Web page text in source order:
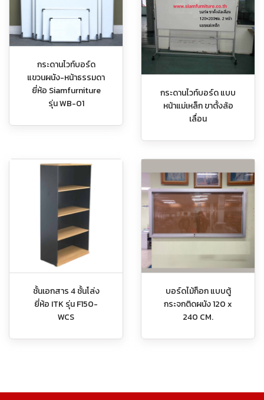
กระดานไวท์บอร์ด
แขวนผนัง-หน้าธรรมดา
ยี่ห้อ Siamfurniture
รุ่น WB-01
กระดานไวท์บอร์ด แบบ
หน้าแม่เหล็ก ขาตั้งล้อ
เลื่อน
ชั้นเอกสาร 4 ชั้นโล่ง
ยี่ห้อ ITK รุ่น F150-
WCS
บอร์ดไม้ก็อก แบบตู้
กระจกติดผนัง 120 x
240 CM.